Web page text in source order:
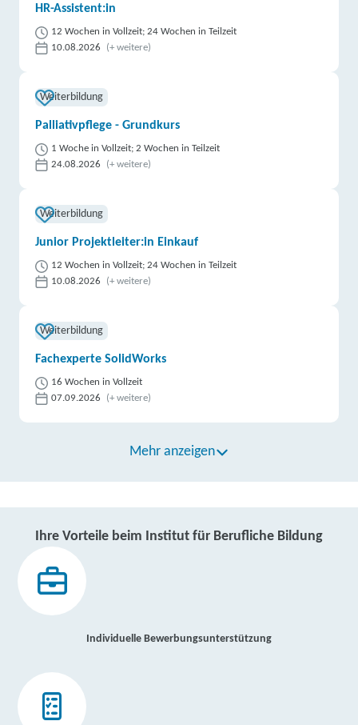
HR-Assistent:in
12 Wochen in Vollzeit; 24 Wochen in Teilzeit
10.08.2026
(+ weitere)
Weiterbildung
Palliativpflege - Grundkurs
1 Woche in Vollzeit; 2 Wochen in Teilzeit
24.08.2026
(+ weitere)
Weiterbildung
Junior Projektleiter:in Einkauf
12 Wochen in Vollzeit; 24 Wochen in Teilzeit
10.08.2026
(+ weitere)
Weiterbildung
Fachexperte SolidWorks
16 Wochen in Vollzeit
07.09.2026
(+ weitere)
Mehr anzeigen
Ihre Vorteile beim Institut für Berufliche Bildung
Individuelle Bewerbungsunterstützung